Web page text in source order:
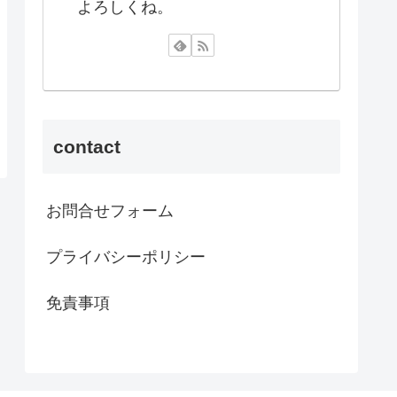
よろしくね。
contact
お問合せフォーム
プライバシーポリシー
免責事項